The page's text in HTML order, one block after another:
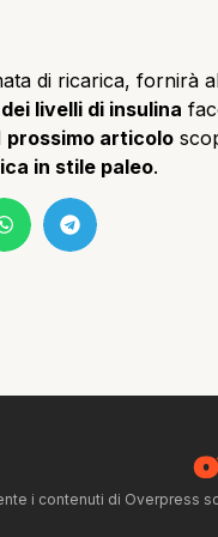
di ricarica, fornirà
livelli di insulina
prossimo articolo
in stile paleo.
i contenuti di Overpress